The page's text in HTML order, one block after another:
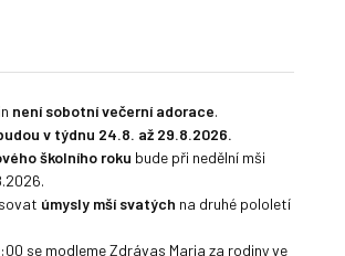
není sobotní večerní adorace.
v týdnu 24.8. až 29.8.2026.
školního roku bude při nedělní mši
úmysly mší svatých na druhé pololetí
se modleme Zdrávas Maria za rodiny ve